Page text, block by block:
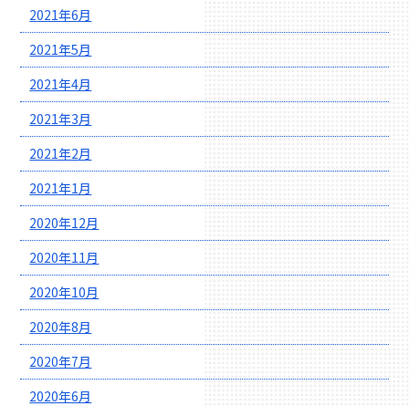
2021年6月
2021年5月
2021年4月
2021年3月
2021年2月
2021年1月
2020年12月
2020年11月
2020年10月
2020年8月
2020年7月
2020年6月